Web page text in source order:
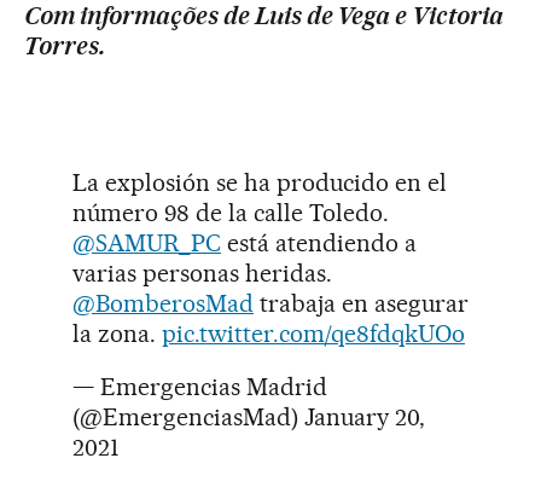
Com informações de Luis de Vega e Victoria
Torres.
La explosión se ha producido en el
número 98 de la calle Toledo.
@SAMUR_PC está atendiendo a
varias personas heridas.
@BomberosMad trabaja en asegurar
la zona. pic.twitter.com/qe8fdqkUOo
— Emergencias Madrid
(@EmergenciasMad) January 20,
2021